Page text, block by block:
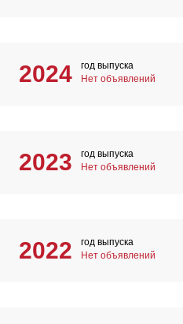
2024
год выпуска
Нет объявлений
2023
год выпуска
Нет объявлений
2022
год выпуска
Нет объявлений